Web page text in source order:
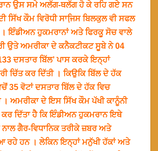
ਉਸ ਸਮੇ ਅਲੱਗ-ਥਲੱਗ ਹੋ ਕੇ ਰਹਿ ਗਏ ਸਨ
ਸਿੱਖ ਕੌਮ ਵਿਰੋਧੀ ਸਾਜਿ਼ਸ ਬਿਲਕੁਲ ਵੀ ਸਫਲ
। ਇੰਡੀਅਨ ਹੁਕਮਰਾਨਾਂ ਅਤੇ ਫਿਰਕੂ ਸੋਚ ਵਾਲੇ
ਉਤੇ ਅਮਰੀਕਾ ਦੇ ਕਨੈਕਟੀਕਟ ਸੂਬੇ ਨੇ 04
ਦਸਤਾਰ ਬਿੱਲ’ ਪਾਸ ਕਰਕੇ ਇਨ੍ਹਾਂ
ਚਿੱਤ ਕਰ ਦਿੱਤੀ । ਕਿਉਕਿ ਬਿੱਲ ਦੇ ਹੱਕ
35 ਵੋਟਾਂ ਦਸਤਾਰ ਬਿੱਲ ਦੇ ਹੱਕ ਵਿਚ
ਦੇ ਇਸ ਸਿੱਖ ਕੌਮ ਪੱਖੀ ਕਾਨੂੰਨੀ
ਦਿੱਤਾ ਹੈ ਕਿ ਇੰਡੀਅਨ ਹੁਕਮਰਾਨ ਇਥੇ
ਗੈਰ-ਵਿਧਾਨਿਕ ਤਰੀਕੇ ਜ਼ਬਰ ਅਤੇ
ਰਹੇ ਹਨ । ਲੇਕਿਨ ਇਨ੍ਹਾਂ ਮਨੁੱਖੀ ਹੱਕਾਂ ਅਤੇ